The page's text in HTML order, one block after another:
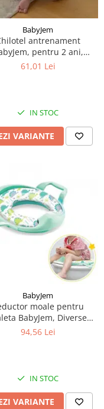
BabyJem
antrenament
pentru 2 ani,
Diverse culori
61,01 Lei
IN STOC
VARIANTE
BabyJem
moale pentru
BabyJem, Diverse
culori
94,56 Lei
IN STOC
VARIANTE